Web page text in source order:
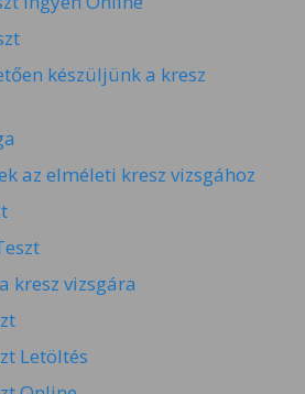
készüljünk a kresz
az elméleti kresz vizsgához
kresz vizsgára
Letöltés